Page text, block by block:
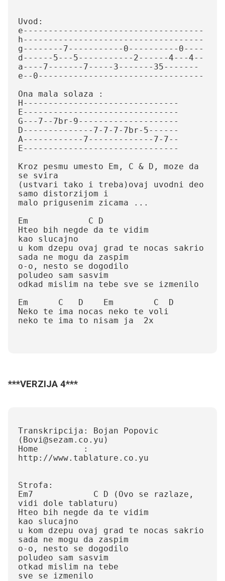
Uvod:
e------------------------------------
h------------------------------------
g--------7-----------0----------0----
d------5---5-----------2------4---4--
a----7-------7-----3-------35-------
e--0---------------------------------
Ona mala solaza :
H-------------------------------
E-------------------------------
G---7--7br-9--------------------
D--------------7-7-7-7br-5------
A------------7-------------7-7--
E-------------------------------
Kroz pesmu umesto Em, C & D, moze da
se svira
(ustvari tako i treba)ovaj uvodni deo
samo distorzijom i
malo prigusenim zicama ...
Em            C D
Hteo bih negde da te vidim
kao slucajno
u kom dzepu ovaj grad te nocas sakrio
sada ne mogu da zaspim
o-o, nesto se dogodilo
poludeo sam sasvim
odkad mislim na tebe sve se izmenilo
Em      C   D    Em        C  D
Neko te ima nocas neko te voli
neko te ima to nisam ja  2x
***VERZIJA 4***
Transkripcija: Bojan Popovic
(Bovi@sezam.co.yu)
Home         :
http://www.tablature.co.yu
Strofa:
Em7            C D (Ovo se razlaze,
vidi dole tablaturu)
Hteo bih negde da te vidim
kao slucajno
u kom dzepu ovaj grad te nocas sakrio
sada ne mogu da zaspim
o-o, nesto se dogodilo
poludeo sam sasvim
otkad mislim na tebe
sve se izmenilo